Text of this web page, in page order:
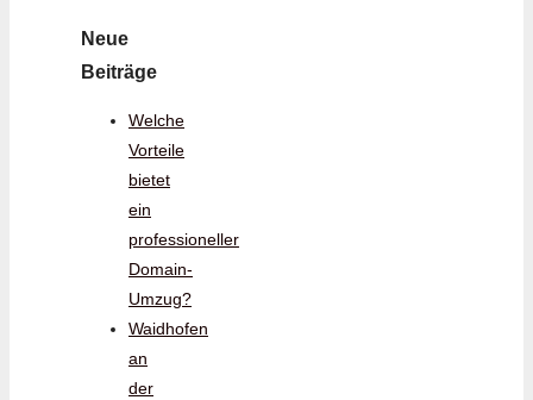
Neue
Beiträge
Welche
Vorteile
bietet
ein
professioneller
Domain-
Umzug?
Waidhofen
an
der